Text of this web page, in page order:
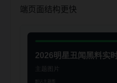
端页面结构更快